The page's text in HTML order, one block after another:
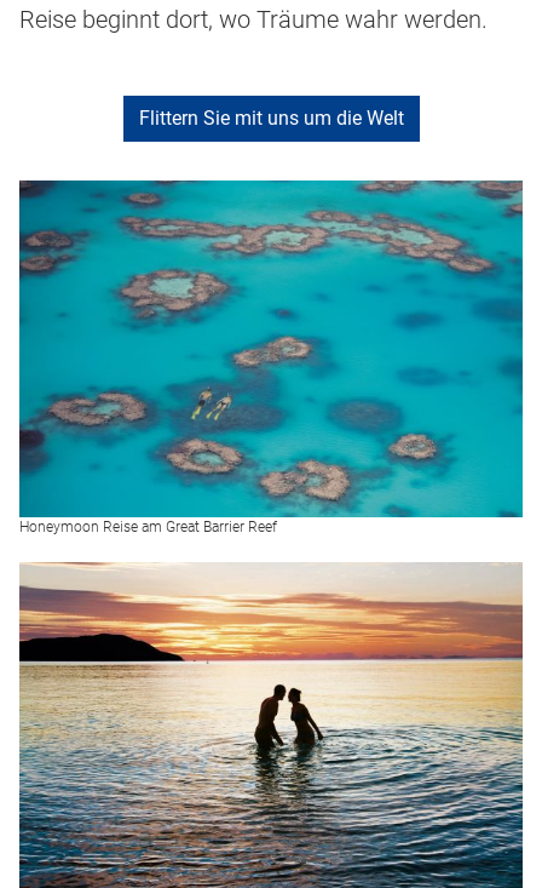
Reise beginnt dort, wo Träume wahr werden.
Flittern Sie mit uns um die Welt
Honeymoon Reise am Great Barrier Reef